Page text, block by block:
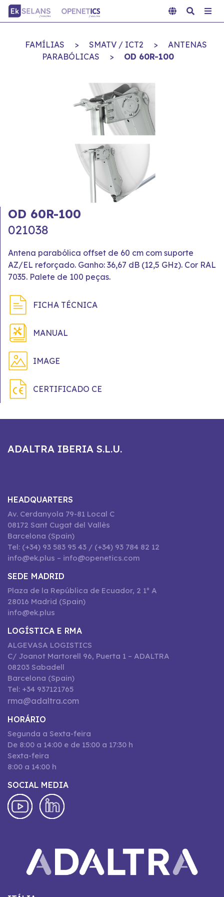
FAMÍLIAS > SMATV / ICT2 >
ANTENAS
PARABÓLICAS
> OD 60R-100
OD 60R-100
021038
Antena parabólica offset de 60 cm com suporte
AZ/EL reforçado. Ganho: 36,67 dB (12,5 GHz). Cor RAL
7035. Palete de 100 peças.
FICHA TÉCNICA
MANUAL
IMAGE
CERTIFICADO CE
ADALTRA IBERIA S.L.U.
HEADQUARTERS
Av. Cerdanyola 79-81 Local C
08172 Sant Cugat del Vallès
Barcelona (Spain)
Tel: (+34) 93 583 95 43 / (+34) 93 784 82 12
info@ek.plus – info@openetics.com
SEDE MADRID
Plaza de la República de Ecuador, 2 1º A
28016 Madrid (Spain)
info@ek.plus
LOGÍSTICA E RMA
ALGEVASA LOGISTICS
C/ Joanot Martorell 96, Puerta 1 – ADALTRA
08203 Sabadell
Barcelona (Spain)
Tel: +34 937121765
rma@adaltra.com
HORÁRIO
Segunda a Sexta-feira
De 8:00 a 14:00 e de 15:00 a 17:30 h
Sexta-feira
8:00 a 14:00 h
SOCIAL MEDIA